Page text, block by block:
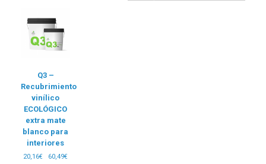
Q3 –
Recubrimiento
vinílico
ECOLÓGICO
extra mate
blanco para
interiores
20,16€ 60,49€Rango